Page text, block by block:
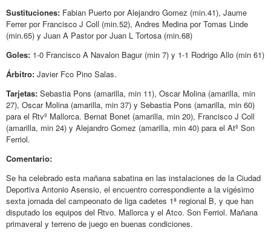
Sustituciones: Fabian Puerto por Alejandro Gomez (min.41), Jaume
Ferrer por Francisco J Coll (min.52), Andres Medina por Tomas Linde
(min.65) y Juan A Pastor por Juan L Tortosa (min.68)
Goles: 1-0 Francisco A Navalon Bagur (min 7) y 1-1 Rodrigo Allo (min 61)
Árbitro: Javier Fco Pino Salas.
Tarjetas: Sebastia Pons (amarilla, min 11), Oscar Molina (amarilla, min
27), Oscar Molina (amarilla, min 37) y Sebastia Pons (amarilla, min 60)
para el Rtvº Mallorca. Bernat Bonet (amarilla, min 20), Francisco J Coll
(amarilla, min 24) y Alejandro Gomez (amarilla, min 40) para el Atº Son
Ferriol.
Comentario:
Se ha celebrado esta mañana sabatina en las instalaciones de la Ciudad
Deportiva Antonio Asensio, el encuentro correspondiente a la vigésimo
sexta jornada del campeonato de liga cadetes 1ª regional B, y que han
disputado los equipos del Rtvo. Mallorca y el Atco. Son Ferriol. Mañana
primaveral y terreno de juego en buenas condiciones.